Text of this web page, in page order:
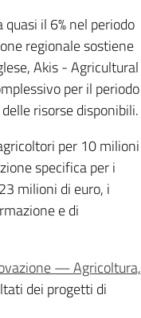
quasi il 6% nel periodo
regionale sostiene
Akis - Agricultural
per il periodo
risorse disponibili.
per 10 milioni
specifica per i
milioni di euro, i
e di
— Agricoltura,
dei progetti di